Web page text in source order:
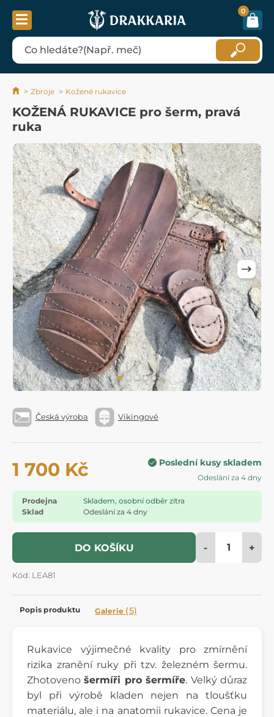
0
Zbroje Kožené rukavice
KOŽENÁ RUKAVICE pro šerm, pravá
ruka
Česká výroba Vikingové
1 700 Kč Poslední kusy skladem
Odeslání za 4 dny
Prodejna
Skladem, osobní odběr zítra
Sklad
Odeslání za 4 dny
DO KOŠÍKU - +
Kód: LEA81
Popis produktu Galerie (5)
Rukavice výjimečné kvality pro zmírnění
rizika zranění ruky při tzv. železném šermu.
Zhotovenošermíři pro šermíře. Velký důraz
byl při výrobě kladen nejen na tloušťku
materiálu, ale i na anatomii rukavice. Cena je